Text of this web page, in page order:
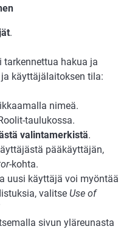
.
hakua ja
käyttäjälaitoksen tila:
nimeä.
taulukossa.
valintamerkistä.
pääkäyttäjän,
-kohta.
uusi käyttäjä voi myöntää
valitse Use of
sivun yläreunasta